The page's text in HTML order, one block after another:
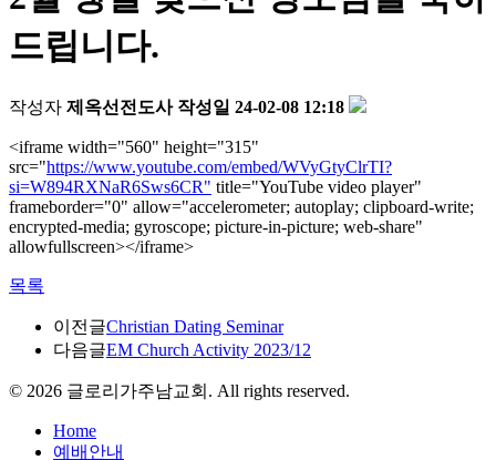
드립니다.
작성자 제옥선전도사 작성일 24-02-08 12:18
<iframe width="560" height="315"
src="https://www.youtube.com/embed/WVyGtyClrTI?
si=W894RXNaR6Sws6CR" title="YouTube video player"
frameborder="0" allow="accelerometer; autoplay; clipboard-write;
encrypted-media; gyroscope; picture-in-picture; web-share"
allowfullscreen></iframe>
목록
이전글Christian Dating Seminar
다음글EM Church Activity 2023/12
© 2026 글로리가주남교회. All rights reserved.
Home
예배안내